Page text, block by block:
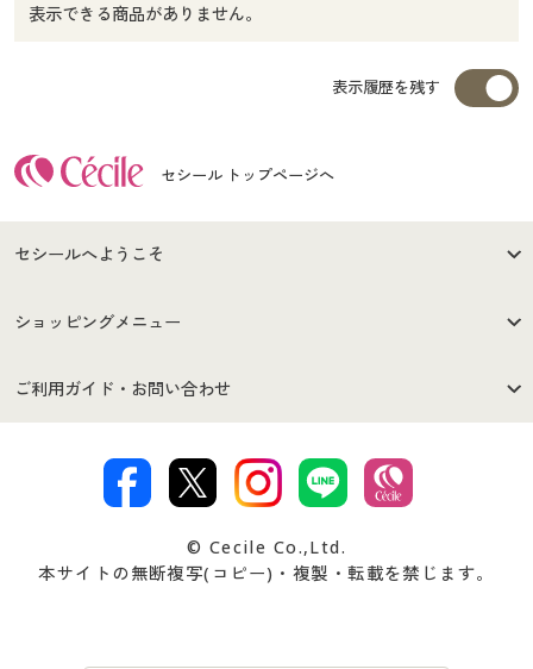
表示できる商品がありません。
表示履歴を残す
セシール トップページへ
セシールへようこそ
はじめての方へ
セシールご利用規約
著作権・商標について 会社案内
ショッピングメニュー
商品カテゴリ
プレゼント＆キャンペーン サイトマップ
ご利用ガイド・お問い合わせ
交換・返品は お支払は
会員登録・お客様情報変更に
お客様番号・パスワードをお
© Cecile Co.,Ltd.
本サイトの無断複写(コピー)・複製・転載を禁じます。